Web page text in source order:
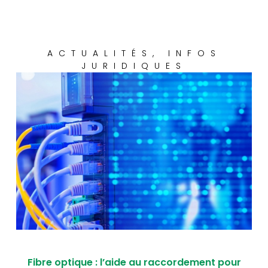
ACTUALITÉS , INFOS
JURIDIQUES
Fibre optique : l’aide au raccordement pour